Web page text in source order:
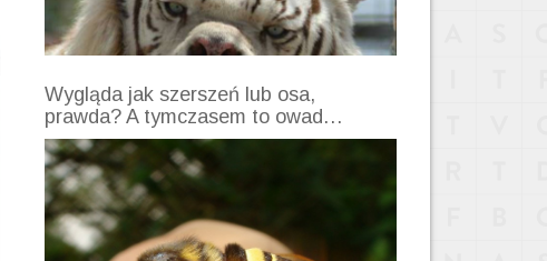
Wygląda jak szerszeń lub osa,
prawda? A tymczasem to owad…